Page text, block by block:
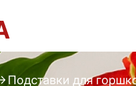
Подставки для